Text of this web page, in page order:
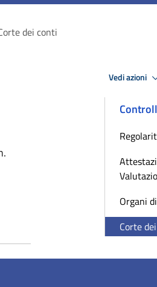
dei conti
Vedi azioni
Organi
Corte